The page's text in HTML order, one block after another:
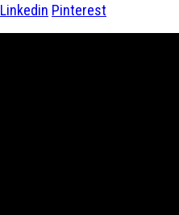
Linkedin Pinterest